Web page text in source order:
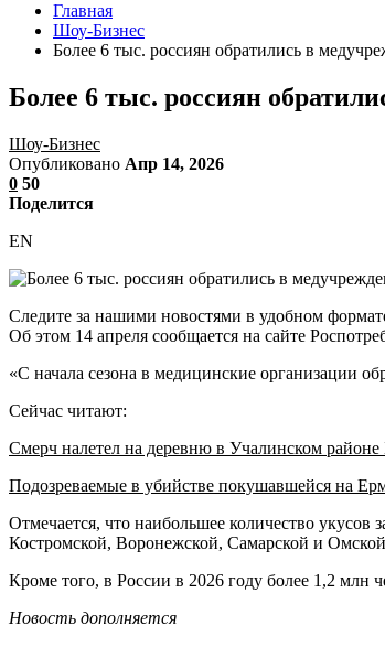
Главная
Шоу-Бизнес
Более 6 тыс. россиян обратились в
Более 6 тыс. россиян
Шоу-Бизнес
Опубликовано Апр 14, 2026
0 50
Поделится
EN
Следите за нашими новостями в удобном
Об этом 14 апреля сообщается на сайте
«С начала сезона в медицинские организации
Сейчас читают:
Смерч налетел на деревню в Учалинском
Подозреваемые в убийстве покушавшейся на
Отмечается, что наибольшее количество
Костромской, Воронежской, Самарской и
Кроме того, в России в 2026 году более 1,2 млн
Новость дополняется